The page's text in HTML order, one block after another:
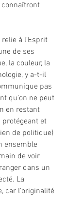
connaîtront
à l’Esprit
de ses
la couleur, la
y a-t-il
pas
qu’on ne peut
en restant
protégeant et
de politique)
ensemble
de voir
dans un
La
car l’originalité